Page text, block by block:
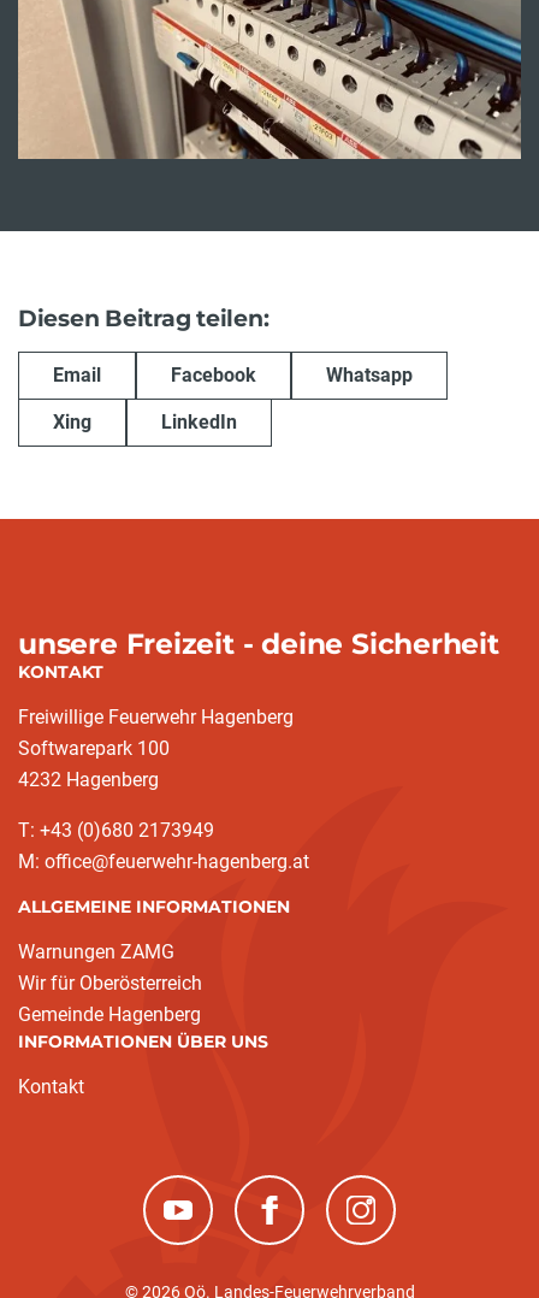
Diesen Beitrag teilen:
Email Facebook Whatsapp
Xing LinkedIn
unsere Freizeit - deine Sicherheit
KONTAKT
Freiwillige Feuerwehr Hagenberg
Softwarepark 100
4232 Hagenberg
T: +43 (0)680 2173949
M: office@feuerwehr-hagenberg.at
ALLGEMEINE INFORMATIONEN
Warnungen ZAMG
Wir für Oberösterreich
Gemeinde Hagenberg
INFORMATIONEN ÜBER UNS
Kontakt
(neues Fenster)(neues Fenster)(neues Fenster)
© 2026 Oö. Landes-Feuerwehrverband